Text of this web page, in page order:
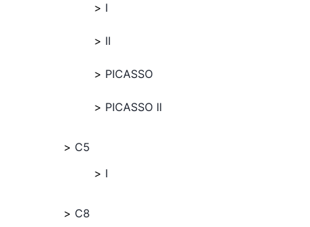
I
II
PICASSO
PICASSO II
C5
I
C8